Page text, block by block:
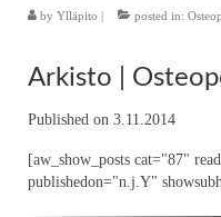
by Ylläpito | posted in:
Arkisto |
Published on 3.11.2014
[aw_show_posts cat="87"
publishedon="n.j.Y"